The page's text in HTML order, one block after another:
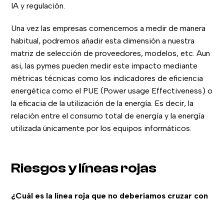
IA y regulación.
Una vez las empresas comencemos a medir de manera
habitual, podremos añadir esta dimensión a nuestra
matriz de selección de proveedores, modelos, etc. Aun
asi, las pymes pueden medir este impacto mediante
métricas técnicas como los indicadores de eficiencia
energética como el PUE (Power usage Effectiveness) o
la eficacia de la utilización de la energía. Es decir, la
relación entre el consumo total de energía y la energía
utilizada únicamente por los equipos informáticos.
Riesgos y líneas rojas
¿Cuál es la línea roja que no deberíamos cruzar con